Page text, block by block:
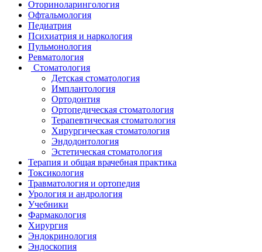
Оториноларингология
Офтальмология
Педиатрия
Психиатрия и наркология
Пульмонология
Ревматология
Стоматология
Детская стоматология
Имплантология
Ортодонтия
Ортопедическая стоматология
Терапевтическая стоматология
Хирургическая стоматология
Эндодонтология
Эстетическая стоматология
Терапия и общая врачебная практика
Токсикология
Травматология и ортопедия
Урология и андрология
Учебники
Фармакология
Хирургия
Эндокринология
Эндоскопия